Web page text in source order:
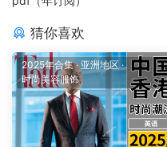
猜你喜欢
2025年合集·亚洲地区·
时尚美容服饰